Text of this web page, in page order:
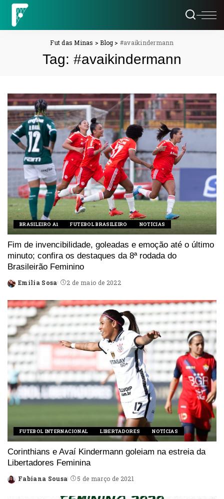
Fut das Minas >Blog > #avaikindermann
Tag: #avaikindermann
BRASILEIRO A1 FUTEBOL BRASILEIRO NOTÍCIAS
Fim de invencibilidade, goleadas e emoção até o último
minuto; confira os destaques da 8ª rodada do
Brasileirão Feminino
Posted
Emilia Sosa 2 de maio de 2022
FUTEBOL INTERNACIONAL LIBERTADORES NOTÍCIAS
Corinthians e Avaí Kindermann goleiam na estreia da
Libertadores Feminina
Posted
Fabiana Sousa 5 de março de 2021